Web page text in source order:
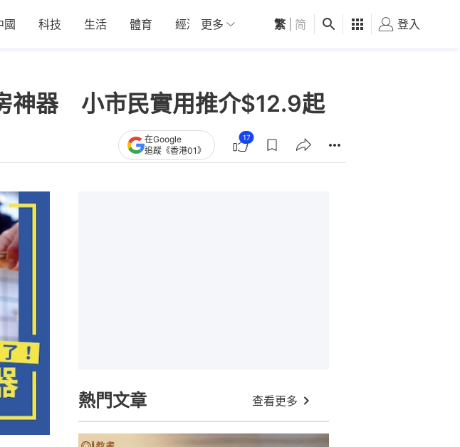
國 科技 生活 體育 經濟 01深圳 觀點 健康 好食玩飛
更多 繁 简 登入
神器 小市民實用推介$12.9起
在Google
追蹤《香港01》
17
熱門文章 查看更多